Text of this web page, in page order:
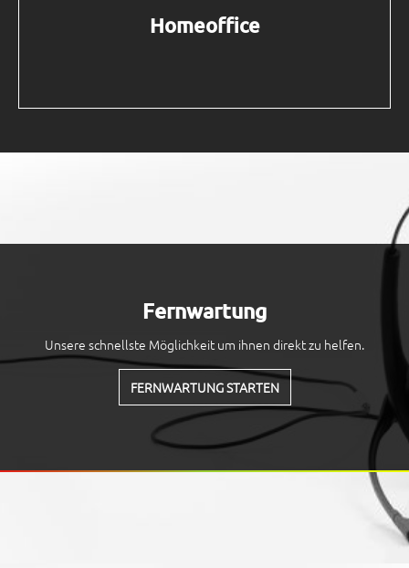
Homeoffice
Fernwartung
Unsere schnellste Möglichkeit um ihnen direkt zu helfen.
FERNWARTUNG STARTEN